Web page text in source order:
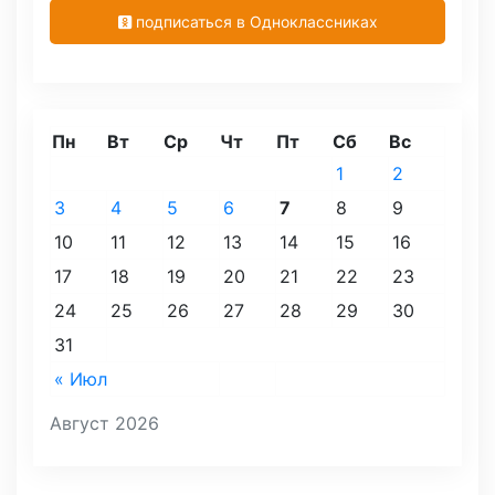
подписаться в Одноклассниках
Август 2026
Пн Вт Ср Чт Пт Сб Вс
« Июл
1
2
3
4 5 6 7 8
9
10
11 12 13 14 15
16
17
18 19 20 21 22
23
24
25 26 27 28 29
30
31